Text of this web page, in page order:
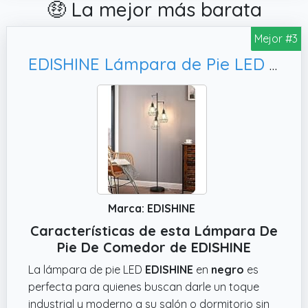
🤑 La mejor más barata
Mejor #3
EDISHINE Lámpara de Pie LED Regulable, Color Negro
Marca: EDISHINE
Características de esta Lámpara De
Pie De Comedor de EDISHINE
La lámpara de pie LED EDISHINE en negro es
perfecta para quienes buscan darle un toque
industrial y moderno a su salón o dormitorio sin